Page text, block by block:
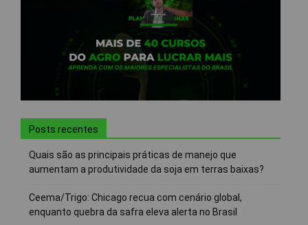
Posts recentes
Quais são as principais práticas de manejo que
aumentam a produtividade da soja em terras baixas?
Ceema/Trigo: Chicago recua com cenário global,
enquanto quebra da safra eleva alerta no Brasil